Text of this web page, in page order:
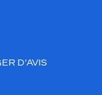
D’AVIS